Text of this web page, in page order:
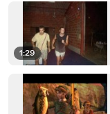
1:29